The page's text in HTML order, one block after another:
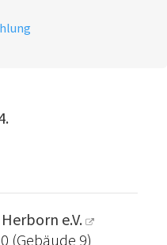
e.V.
(Gebäude 9)